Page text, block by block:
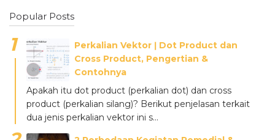
Popular Posts
Perkalian Vektor ǀ Dot Product dan
Cross Product, Pengertian &
Contohnya
Apakah itu dot product (perkalian dot) dan cross
product (perkalian silang)? Berikut penjelasan terkait
dua jenis perkalian vektor ini s...